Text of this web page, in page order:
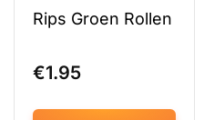
Rips Groen Rollen
€1.95